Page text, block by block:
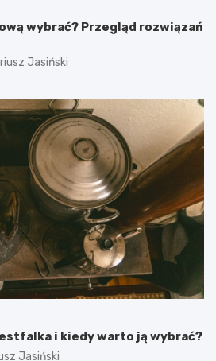
wybrać? Przegląd rozwiązań
Jasiński
i kiedy warto ją wybrać?
Jasiński